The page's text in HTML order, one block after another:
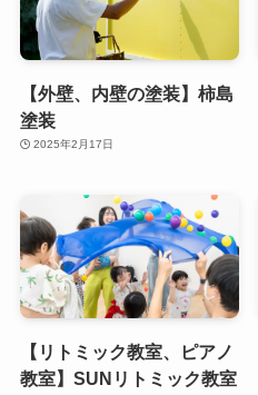
【外壁、内壁の塗装】柿島
塗装
2025年2月17日
【リトミック教室、ピアノ
教室】SUNリトミック教室